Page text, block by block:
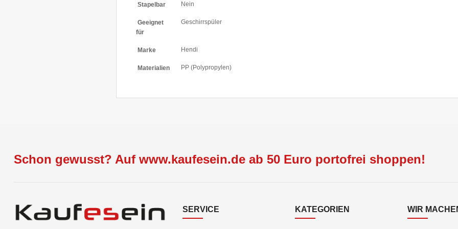
Stapelbar Nein
Geeignet
für
Geschirrspüler
Marke Hendi
Materialien PP (Polypropylen)
Schon gewusst? Auf www.kaufesein.de ab 50 Euro portofrei shoppen!
SERVICE KATEGORIEN WIR